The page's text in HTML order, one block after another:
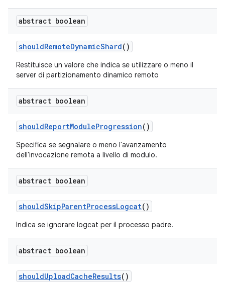
abstract boolean
shouldRemoteDynamicShard()
Restituisce un valore che indica se utilizzare o meno il
server di partizionamento dinamico remoto
abstract boolean
shouldReportModuleProgression()
Specifica se segnalare o meno l'avanzamento
dell'invocazione remota a livello di modulo.
abstract boolean
shouldSkipParentProcessLogcat()
Indica se ignorare logcat per il processo padre.
abstract boolean
shouldUploadCacheResults()